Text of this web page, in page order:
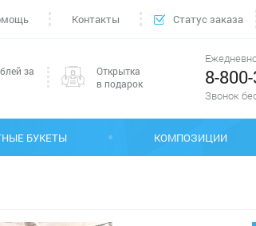
Контакты Статус заказа
за
Открытка
в подарок
8-
Звонок
БУКЕТЫ КОМПОЗИЦИИ